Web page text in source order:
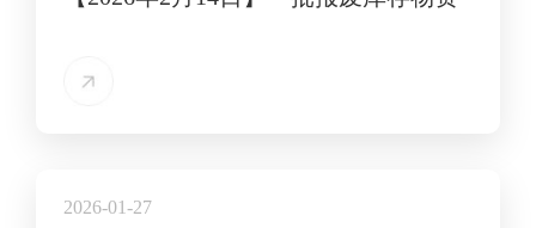
2026-01-27